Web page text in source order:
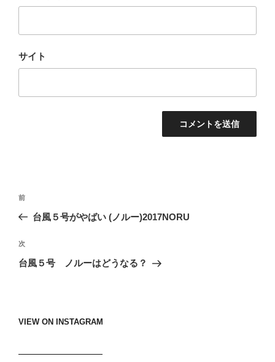
サイト
投
ナ
ビ
ゲ
ン
過
去
投
稿
前
台風５号がやばい (ノルー)2017NORU
次
の
次
台風５号 ノルーはどうなる？
VIEW ON INSTAGRAM